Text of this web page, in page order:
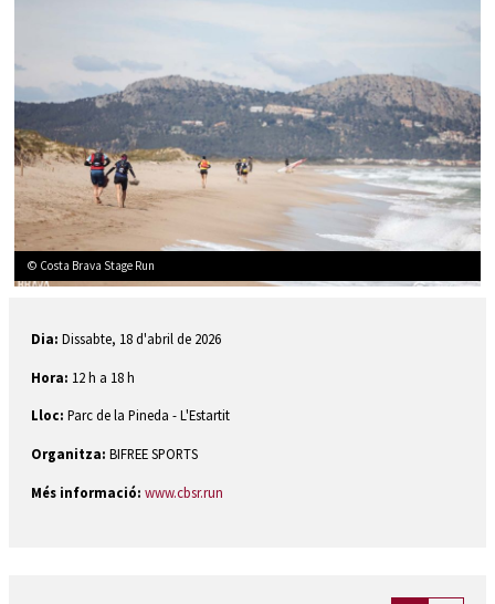
© Costa Brava Stage Run
Dia: Dissabte, 18 d'abril de 2026
Hora: 12 h a 18 h
Lloc: Parc de la Pineda - L'Estartit
Organitza: BIFREE SPORTS
Més informació: www.cbsr.run